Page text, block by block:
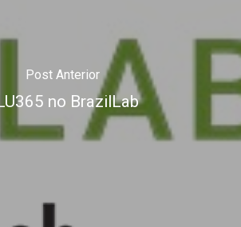
Post Anterior
no BrazilLab